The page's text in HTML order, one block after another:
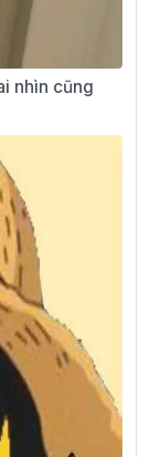
nhìn cũng